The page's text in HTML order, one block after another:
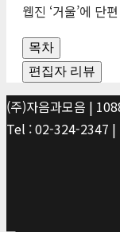
웹진 ‘거울’에 단
목차
편집자 리뷰
(주)자음과모음 |
Tel : 02-324-2347 |